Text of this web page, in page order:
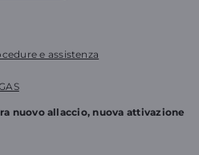
e assistenza
nuovo allaccio, nuova attivazione